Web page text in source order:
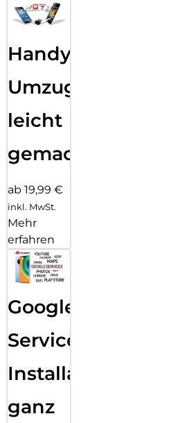
Handy
Umzug
leicht
gemacht!
ab 19,99 €
inkl. MwSt.
Mehr
erfahren
Google
Services
Installation
ganz